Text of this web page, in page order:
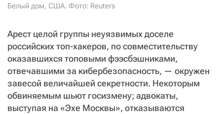
Белый дом, США. Фото: Reuters
Арест целой группы неуязвимых доселе
российских топ-хакеров, по совместительству
оказавшихся топовыми фээсбэшниками,
отвечавшими за кибербезопасность, — окружен
завесой величайшей секретности. Некоторым
обвиняемым шьют госизмену; адвокаты,
выступая на «Эхе Москвы», отказываются